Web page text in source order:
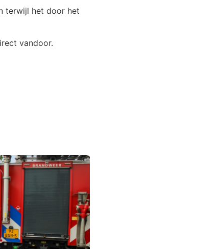
terwijl het door het
vandoor.